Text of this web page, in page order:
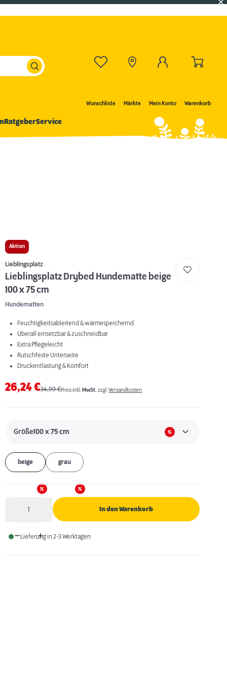
Wunschliste Märkte Mein Konto Warenkorb
RatgeberService
Aktion
Lieblingsplatz
Lieblingsplatz Drybed Hundematte beige
100 x 75 cm
Hundematten
Feuchtigkeitsableitend & wärmespeichernd
Überall einsetzbar & zuschneidbar
Extra Pflegeleicht
Rutschfeste Unterseite
Druckentlastung & Komfort
26,24€34,99€Preis inkl. MwSt. zzgl.Versandkosten
Größe100 x 75 cm
beige grau
1 In den Warenkorb
Lieferung in 2-3 Werktagen